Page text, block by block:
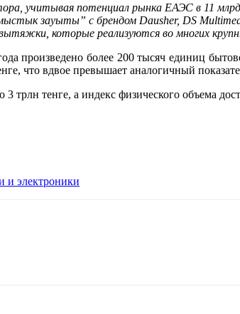
учитывая потенциал рынка ЕАЭС в 11
зауыты” с брендом Dausher, DS
которые реализуются во многих
произведено более 200 тысяч единиц
что вдвое превышает аналогичный
трлн тенге, а индекс физического объема
и электроники